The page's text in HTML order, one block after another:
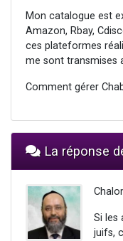
Mon catalogue est
Amazon, Rbay,
ces plateformes
me sont transmises
Comment gérer
La réponse
Si les
juifs,